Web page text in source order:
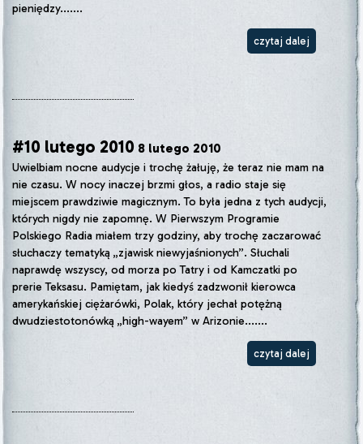
pieniędzy.......
czytaj dalej
#10 lutego 2010 8 lutego 2010
Uwielbiam nocne audycje i trochę żałuję, że teraz nie mam na
nie czasu. W nocy inaczej brzmi głos, a radio staje się
miejscem prawdziwie magicznym. To była jedna z tych audycji,
których nigdy nie zapomnę. W Pierwszym Programie
Polskiego Radia miałem trzy godziny, aby trochę zaczarować
słuchaczy tematyką „zjawisk niewyjaśnionych”. Słuchali
naprawdę wszyscy, od morza po Tatry i od Kamczatki po
prerie Teksasu. Pamiętam, jak kiedyś zadzwonił kierowca
amerykańskiej ciężarówki, Polak, który jechał potężną
dwudziestotonówką „high-wayem” w Arizonie.......
czytaj dalej